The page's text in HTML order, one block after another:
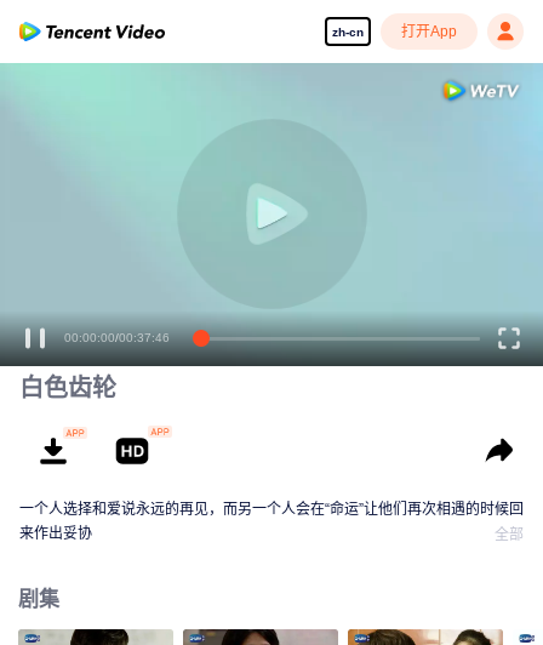
zh-cn 打开App
00:00:00/00:37:46
白色齿轮
一个人选择和爱说永远的再见，而另一个人会在“命运”让他们再次相遇的时候回
来作出妥协
全部
剧集